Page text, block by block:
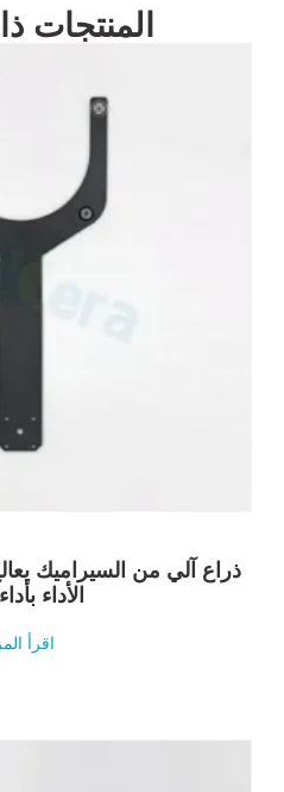
المنتجات
ذراع آلي من السيراميك
الأداء
اقرأ